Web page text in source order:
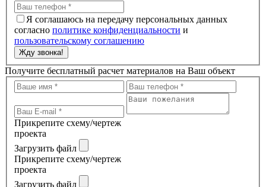
Я соглашаюсь на передачу персональных данных
согласно политике конфиденциальности и
пользовательскому соглашению
Жду звонка!
Получите бесплатный расчет материалов на Ваш объект
Прикрепите схему/чертеж
проекта
Загрузить файл
Прикрепите схему/чертеж
проекта
Загрузить файл